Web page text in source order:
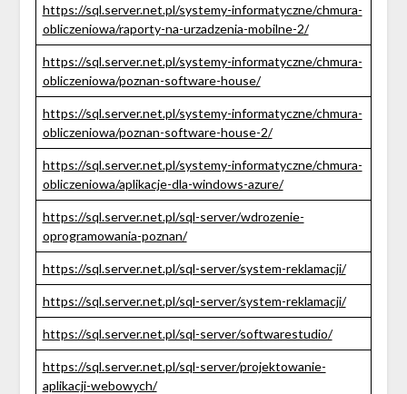
https://sql.server.net.pl/systemy-informatyczne/chmura-
obliczeniowa/raporty-na-urzadzenia-mobilne-2/
https://sql.server.net.pl/systemy-informatyczne/chmura-
obliczeniowa/poznan-software-house/
https://sql.server.net.pl/systemy-informatyczne/chmura-
obliczeniowa/poznan-software-house-2/
https://sql.server.net.pl/systemy-informatyczne/chmura-
obliczeniowa/aplikacje-dla-windows-azure/
https://sql.server.net.pl/sql-server/wdrozenie-
oprogramowania-poznan/
https://sql.server.net.pl/sql-server/system-reklamacji/
https://sql.server.net.pl/sql-server/system-reklamacji/
https://sql.server.net.pl/sql-server/softwarestudio/
https://sql.server.net.pl/sql-server/projektowanie-
aplikacji-webowych/